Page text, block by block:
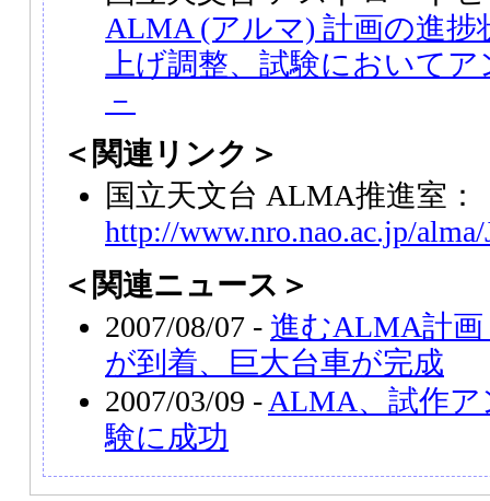
ALMA (アルマ) 計画の進捗
上げ調整、試験において
－
＜関連リンク＞
国立天文台 ALMA推進室：
http://www.nro.nao.ac.jp/
＜関連ニュース＞
2007/08/07 - 進むALMA計
が到着、巨大台車が完成
2007/03/09 -ALMA、試作
験に成功